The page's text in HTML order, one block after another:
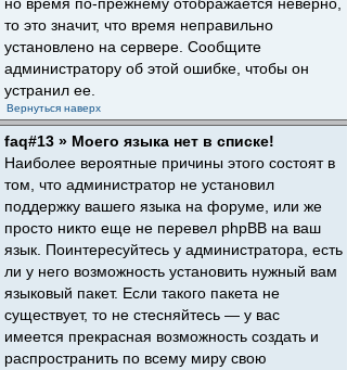
то это значит, что время неправильно
установлено на сервере. Сообщите
администратору об этой ошибке, чтобы он
устранил ее.
Вернуться наверх
faq#13 » Моего языка нет в списке!
Наиболее вероятные причины этого состоят в
том, что администратор не установил
поддержку вашего языка на форуме, или же
просто никто еще не перевел phpBB на ваш
язык. Поинтересуйтесь у администратора, есть
ли у него возможность установить нужный вам
языковый пакет. Если такого пакета не
существует, то не стесняйтесь — у вас
имеется прекрасная возможность создать и
распространить по всему миру свою